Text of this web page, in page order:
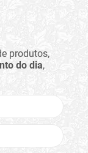
produtos,
do dia,